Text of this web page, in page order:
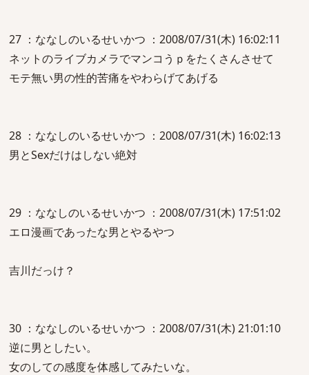
27 ：ななしのいるせいかつ ：2008/07/31(木) 16:02:11
ネットのライブカメラでマンコうｐをたくさんさせて
モテ無い男の性的苦痛をやわらげてあげる
28 ：ななしのいるせいかつ ：2008/07/31(木) 16:02:13
男とSexだけはしない絶対
29 ：ななしのいるせいかつ ：2008/07/31(木) 17:51:02
エロ漫画であったな男とやるやつ
吉川だっけ？
30 ：ななしのいるせいかつ ：2008/07/31(木) 21:01:10
逆に男としたい。
女のしての感度を体感してみたいな。